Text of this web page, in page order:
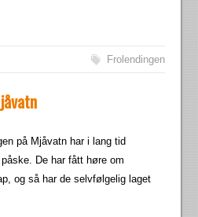
Frolendingen
på Mjåvatn har i lang tid
De har fått høre om
og så har de selvfølgelig laget